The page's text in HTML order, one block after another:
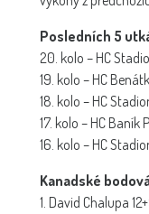
Posledních 5
20. kolo – HC
19. kolo – HC
18. kolo – HC
17. kolo – HC Baník
16. kolo – HC
Kanadské
1. David Chalupa